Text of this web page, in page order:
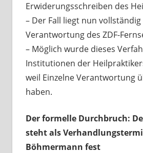
Erwiderungsschreiben des
– Der Fall liegt nun
Verantwortung des ZDF-
– Möglich wurde dieses
Institutionen der
weil Einzelne Verantwortung
haben.
Der formelle Durchbruch:
steht als
Böhmermann fest